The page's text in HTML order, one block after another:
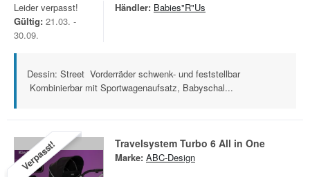
Leider verpasst!
Gültig: 21.03. -
30.09.
Händler: Babies"R"Us
Dessin: Street Vorderräder schwenk- und feststellbar
Kombinierbar mit Sportwagenaufsatz, Babyschal...
Verpasst! Travelsystem Turbo 6 All in One
Marke: ABC-Design